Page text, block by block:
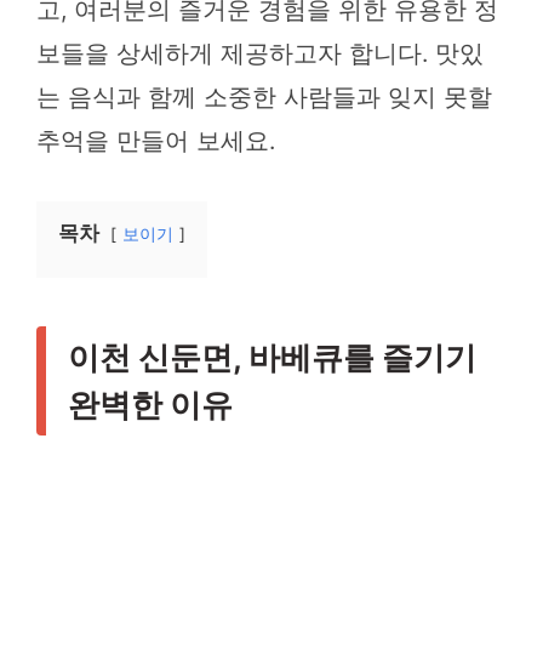
고, 여러분의 즐거운 경험을 위한 유용한 정
보들을 상세하게 제공하고자 합니다. 맛있
는 음식과 함께 소중한 사람들과 잊지 못할
추억을 만들어 보세요.
목차 보이기
이천 신둔면, 바베큐를 즐기기
완벽한 이유